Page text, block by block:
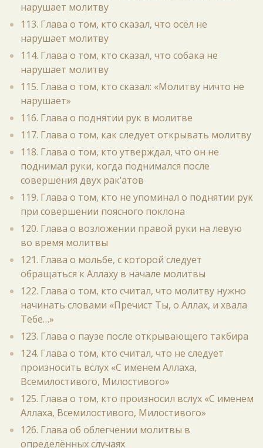
нарушает молитву
113. Глава о том, кто сказал, что осёл не
нарушает молитву
114. Глава о том, кто сказал, что собака не
нарушает молитву
115. Глава о том, кто сказал: «Молитву ничто не
нарушает»
116. Глава о поднятии рук в молитве
117. Глава о том, как следует открывать молитву
118. Глава о том, кто утверждал, что он не
поднимал руки, когда поднимался после
совершения двух рак‘атов
119. Глава о том, кто не упоминал о поднятии рук
при совершении поясного поклона
120. Глава о возложении правой руки на левую
во время молитвы
121. Глава о мольбе, с которой следует
обращаться к Аллаху в начале молитвы
122. Глава о том, кто считал, что молитву нужно
начинать словами «Пречист Ты, о Аллах, и хвала
Тебе…»
123. Глава о паузе после открывающего такбира
124. Глава о том, кто считал, что не следует
произносить вслух «С именем Аллаха,
Всемилостивого, Милостивого»
125. Глава о том, кто произносил вслух «С именем
Аллаха, Всемилостивого, Милостивого»
126. Глава об облегчении молитвы в
определённых случаях